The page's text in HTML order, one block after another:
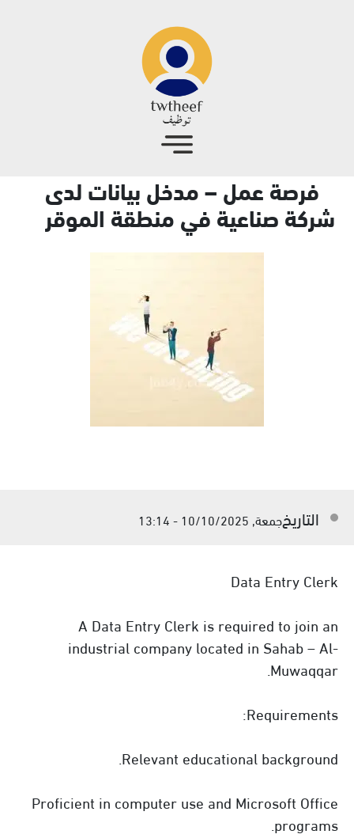
فرصة عمل – مدخل بيانات لدى
شركة صناعية في منطقة الموقر
التاريخجمعة, 10/10/2025 - 13:14
Data Entry Clerk
A Data Entry Clerk is required to join an
industrial company located in Sahab – Al-
Muwaqqar.
Requirements:
Relevant educational background.
Proficient in computer use and Microsoft Office
programs.